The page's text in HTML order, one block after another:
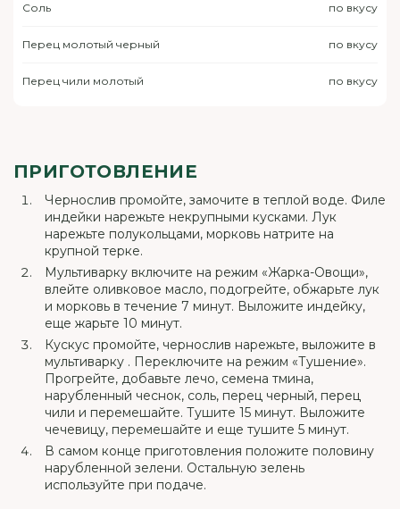
Соль по вкусу
Перец молотый черный по вкусу
Перец чили молотый по вкусу
ПРИГОТОВЛЕНИЕ
Чернослив промойте, замочите в теплой воде. Филе
индейки нарежьте некрупными кусками. Лук
нарежьте полукольцами, морковь натрите на
крупной терке.
Мультиварку включите на режим «Жарка-Овощи»,
влейте оливковое масло, подогрейте, обжарьте лук
и морковь в течение 7 минут. Выложите индейку,
еще жарьте 10 минут.
Кускус промойте, чернослив нарежьте, выложите в
мультиварку . Переключите на режим «Тушение».
Прогрейте, добавьте лечо, семена тмина,
нарубленный чеснок, соль, перец черный, перец
чили и перемешайте. Тушите 15 минут. Выложите
чечевицу, перемешайте и еще тушите 5 минут.
В самом конце приготовления положите половину
нарубленной зелени. Остальную зелень
используйте при подаче.